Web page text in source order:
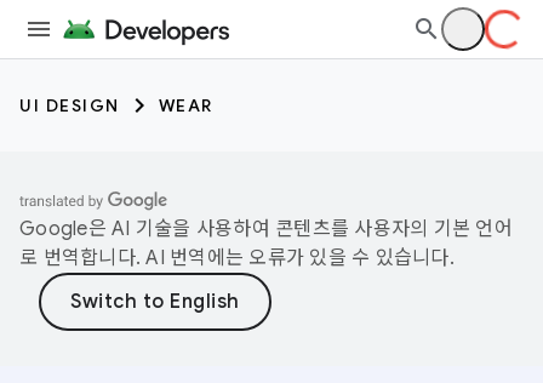
UI DESIGN WEAR
Google은 AI 기술을 사용하여 콘텐츠를 사용자의 기본 언어
로 번역합니다. AI 번역에는 오류가 있을 수 있습니다.